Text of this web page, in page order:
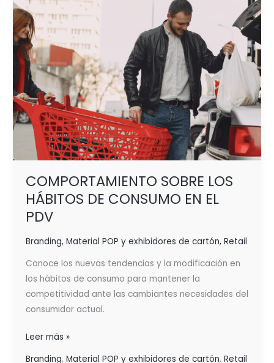
COMPORTAMIENTO SOBRE LOS
HÁBITOS DE CONSUMO EN EL
PDV
Branding, Material POP y exhibidores de cartón, Retail
Conoce los nuevas tendencias y la modificación en
los hábitos de consumo para mantener la
competitividad ante las cambiantes necesidades del
consumidor actual.
EN
EL
PDV
Leer más »
Branding, Material POP y exhibidores de cartón, Retail